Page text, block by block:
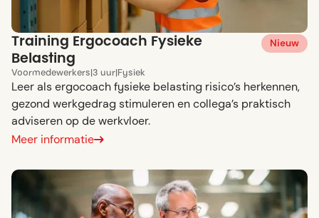
Training Ergocoach Fysieke
Belasting
Nieuw
Voormedewerkers|3 uur|Fysiek
Leer als ergocoach fysieke belasting risico’s herkennen,
gezond werkgedrag stimuleren en collega’s praktisch
adviseren op de werkvloer.
Meer informatie